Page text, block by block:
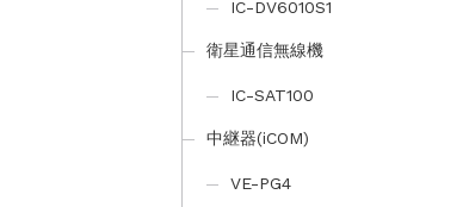
IC-DV6010S1
衛星通信無線機
IC-SAT100
中継器(iCOM)
VE-PG4